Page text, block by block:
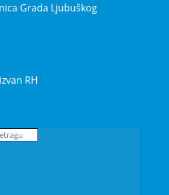
Grada Ljubuškog
RH